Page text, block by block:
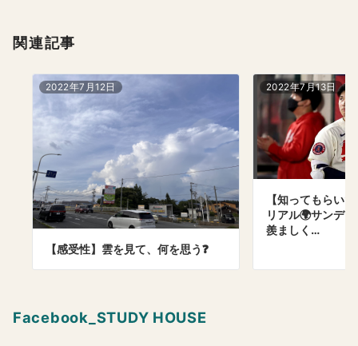
シ
関連記事
2022年7月12日
【感受性】雲を見て、何を思う❓
2022年7月13日
【知ってもらい
リアル🌍サンデ
羨ましく…
Facebook_STUDY HOUSE